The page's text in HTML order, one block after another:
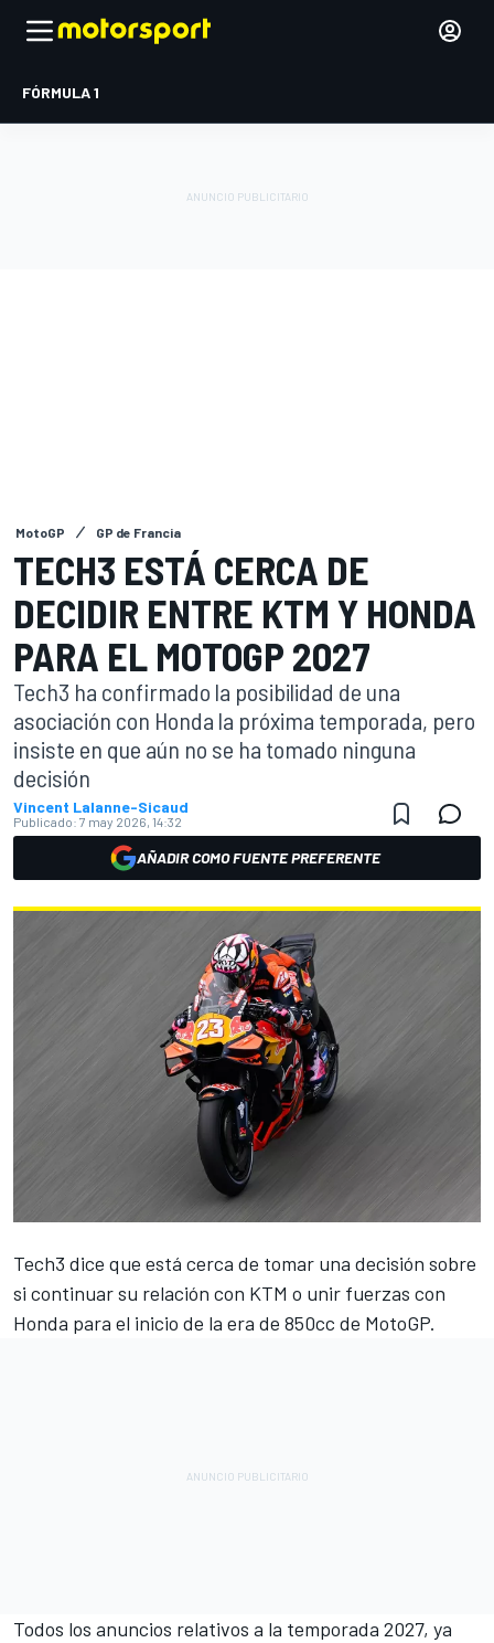
FÓRMULA 1
MotoGP GP de Francia
TECH3 ESTÁ CERCA DE
DECIDIR ENTRE KTM Y HONDA
PARA EL MOTOGP 2027
Tech3 ha confirmado la posibilidad de una
asociación con Honda la próxima temporada, pero
insiste en que aún no se ha tomado ninguna
decisión
Vincent Lalanne-Sicaud
Publicado: 7 may 2026, 14:32
AÑADIR COMO FUENTE PREFERENTE
Tech3 dice que está cerca de tomar una decisión sobre
si continuar su relación con KTM o unir fuerzas con
Honda para el inicio de la era de 850cc de MotoGP.
Todos los anuncios relativos a la temporada 2027, ya